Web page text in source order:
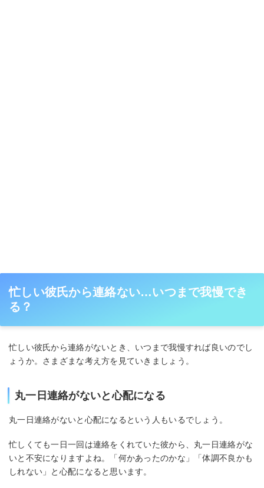
忙しい彼氏から連絡ない…いつまで我慢でき
る？
忙しい彼氏から連絡がないとき、いつまで我慢すれば良いのでし
ょうか。さまざまな考え方を見ていきましょう。
丸一日連絡がないと心配になる
丸一日連絡がないと心配になるという人もいるでしょう。
忙しくても一日一回は連絡をくれていた彼から、丸一日連絡がな
いと不安になりますよね。「何かあったのかな」「体調不良かも
しれない」と心配になると思います。